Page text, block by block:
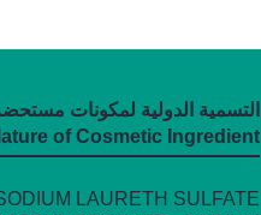
of Cosmetic Ingredient
LAURETH SULFATE